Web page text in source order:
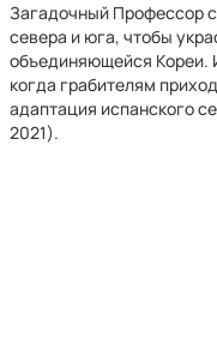
Загадочный Профессор
севера и юга, чтобы
объединяющейся Кореи.
когда грабителям
адаптация испанского
2021).